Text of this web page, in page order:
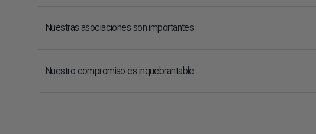
Nuestras asociaciones son importantes
Nuestro compromiso es inquebrantable